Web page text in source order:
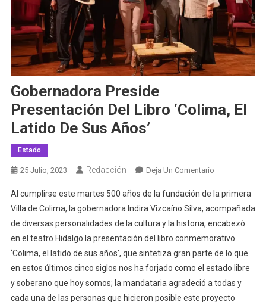
Gobernadora Preside
Presentación Del Libro ‘Colima, El
Latido De Sus Años’
Estado
25 Julio, 2023 Redacción Deja Un ComentarioEn
Preside
Presentación
Del
Libro
‘Colima,
El
Latido
Al cumplirse este martes 500 años de la fundación de la primera
Villa de Colima, la gobernadora Indira Vizcaíno Silva, acompañada
de diversas personalidades de la cultura y la historia, encabezó
en el teatro Hidalgo la presentación del libro conmemorativo
‘Colima, el latido de sus años’, que sintetiza gran parte de lo que
en estos últimos cinco siglos nos ha forjado como el estado libre
y soberano que hoy somos; la mandataria agradeció a todas y
cada una de las personas que hicieron posible este proyecto